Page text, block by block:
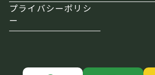
プライバシーポリシ
ー